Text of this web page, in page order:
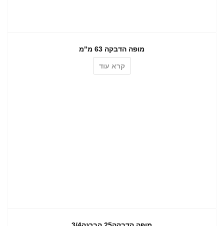
מופה הדבקה 63 מ"מ
קרא עוד